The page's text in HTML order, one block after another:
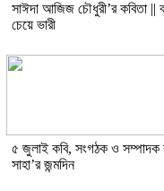
সাঈদা আজিজ চৌধুরী’র কবিতা ||
চেয়ে ভারী
৫ জুলাই কবি, সংগঠক ও সম্পাদক
সাহা’র জন্মদিন